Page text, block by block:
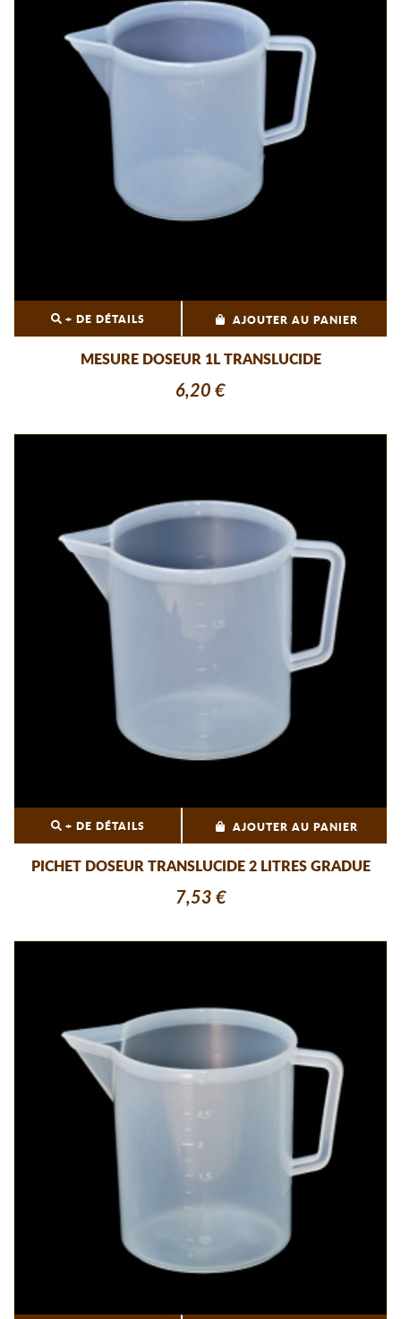
+ DE DÉTAILS AJOUTER AU PANIER
MESURE DOSEUR 1L TRANSLUCIDE
6,20 €
+ DE DÉTAILS AJOUTER AU PANIER
PICHET DOSEUR TRANSLUCIDE 2 LITRES GRADUE
7,53 €